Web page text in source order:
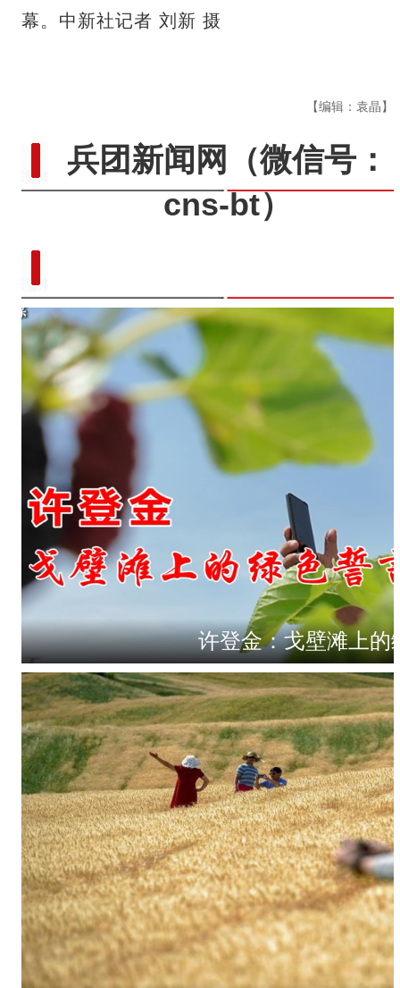
幕。中新社记者 刘新 摄
【编辑：袁晶】
兵团新闻网
（微信号：
cns-bt）
许登金：戈壁滩上的